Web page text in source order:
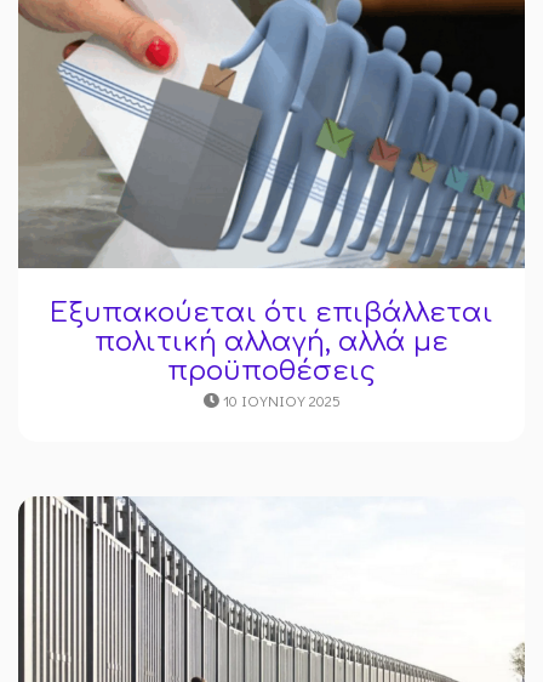
Εξυπακούεται ότι επιβάλλεται
πολιτική αλλαγή, αλλά με
προϋποθέσεις
10 ΙΟΥΝΊΟΥ 2025